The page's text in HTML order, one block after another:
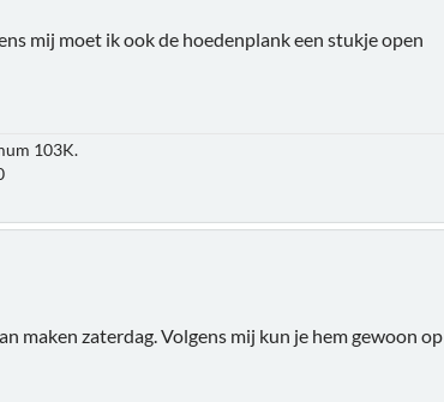
mij moet ik ook de hoedenplank een stukje open
103K.
maken zaterdag. Volgens mij kun je hem gewoon op